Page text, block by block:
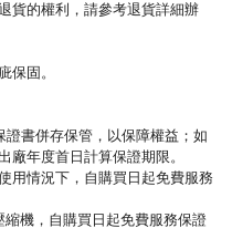
貨的權利，請參考退貨詳細辦
保固。
書併存保管，以保障權益；如
廠年度首日計算保證期限。
用情況下，自購買日起免費服務
機，自購買日起免費服務保證